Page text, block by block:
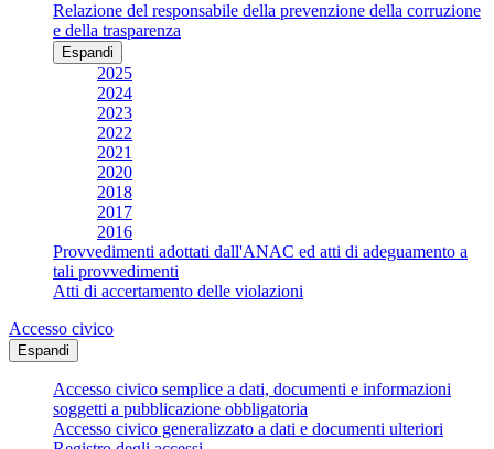
Relazione del responsabile della prevenzione della corruzione
e della trasparenza
Espandi
2025
2024
2023
2022
2021
2020
2018
2017
2016
Provvedimenti adottati dall'ANAC ed atti di adeguamento a
tali provvedimenti
Atti di accertamento delle violazioni
Accesso civico
Espandi
Accesso civico semplice a dati, documenti e informazioni
soggetti a pubblicazione obbligatoria
Accesso civico generalizzato a dati e documenti ulteriori